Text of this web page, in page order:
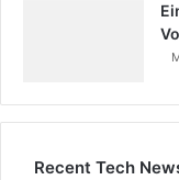
Recent Tech